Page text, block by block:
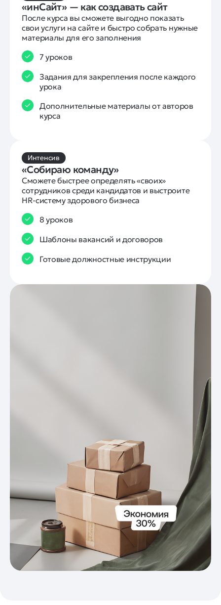
«инСайт» — как создавать сайт
После курса вы сможете выгодно показать
свои услуги на сайте и быстро собрать нужные
материалы для его заполнения
7 уроков
Задания для закрепления после каждого
урока
Дополнительные материалы от авторов
курса
Интенсив
«Собираю команду»
Сможете быстрее определять «своих»
сотрудников среди кандидатов и выстроите
HR-систему здорового бизнеса
8 уроков
Шаблоны вакансий и договоров
Готовые должностные инструкции